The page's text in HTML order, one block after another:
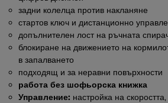
задни колелца против накланяне
стартов ключ и дистанционно
допълнителен лост на ръчната
блокиране на движението на
в запалването
подходящ и за неравни повърхности
работа без шофьорска книжка
Управление: настройка на